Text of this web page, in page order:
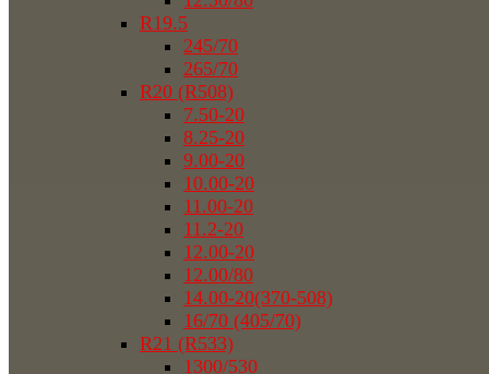
R19.5
245/70
265/70
R20 (R508)
7.50-20
8.25-20
9.00-20
10.00-20
11.00-20
11.2-20
12.00-20
12.00/80
14.00-20(370-508)
16/70 (405/70)
R21 (R533)
1300/530